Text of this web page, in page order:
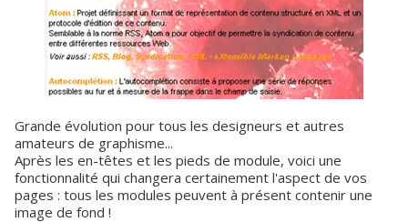
Grande évolution pour tous les designeurs et autres
amateurs de graphisme...
Après les en-têtes et les pieds de module, voici une
fonctionnalité qui changera certainement l'aspect de vos
pages : tous les modules peuvent à présent contenir une
image de fond !